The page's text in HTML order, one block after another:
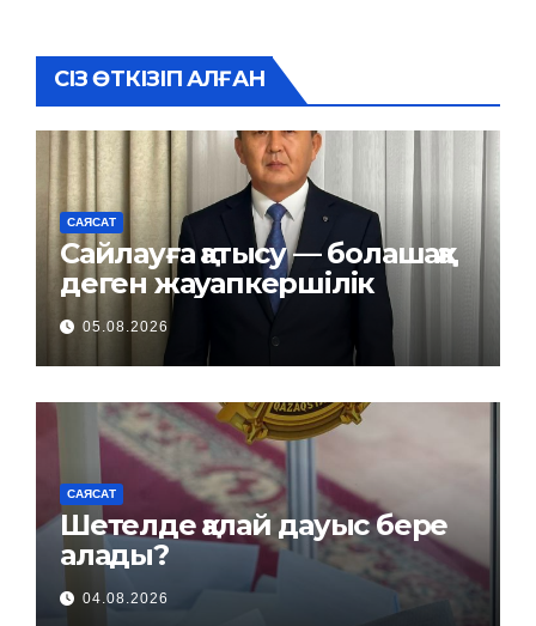
СІЗ ӨТКІЗІП АЛҒАН
САЯСАТ
Сайлауға қатысу — болашаққа
деген жауапкершілік
05.08.2026
САЯСАТ
Шетелде қалай дауыс бере
алады?
04.08.2026